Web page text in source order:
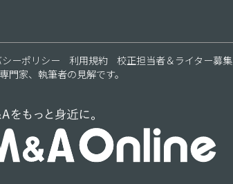
ーポリシー 利用規約 校正担当者＆ライター募集
家、執筆者の見解です。